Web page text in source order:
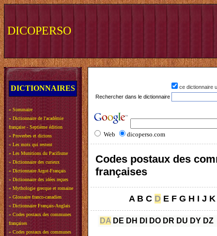
DICOPERSO
DICTIONNAIRES
» Sommaire
» Dictionnaire de l'académie
française - Septième édition
» Proverbes et dictons
» Les mots qui restent
» Les Munitions du Pacifisme
» Dictionnaire des curieux
» Dictionnaire Argot-Français
» Dictionnaire des idées reçues
» Mythologie grecque et romaine
» Glossaire franco-canadien
» Dictionnaire Français-Anglais
» Codes postaux des communes
françaises
» Codes postaux des communes
ce dictionnaire
Rechercher dans le dictionnaire
Web dicoperso.com
Codes postaux des
françaises
A B C D E F G H I J K
DA DE DH DI DO DR DU DY DZ